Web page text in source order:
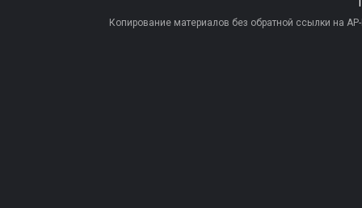
Копирование материалов без обратной ссылки на